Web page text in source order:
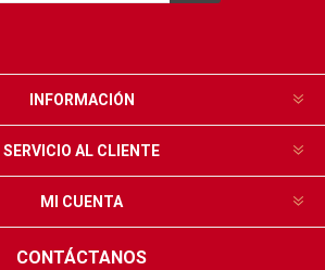
INFORMACIÓN
SERVICIO AL CLIENTE
MI CUENTA
CONTÁCTANOS